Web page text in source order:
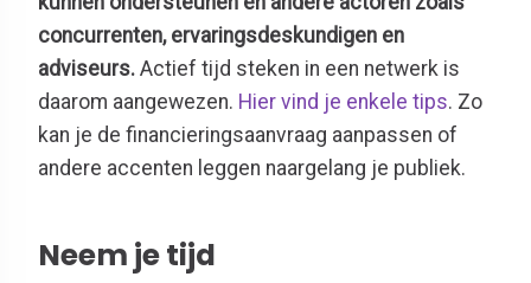
concurrenten, ervaringsdeskundigen en
adviseurs. Actief tijd steken in een netwerk is
daarom aangewezen. Hier vind je enkele tips. Zo
kan je de financieringsaanvraag aanpassen of
andere accenten leggen naargelang je publiek.
Neem je tijd